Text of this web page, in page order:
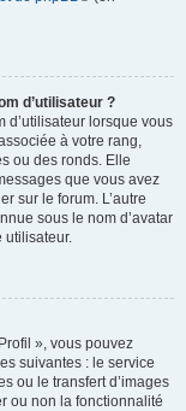
d’utilisateur ?
d’utilisateur lorsque vous
à votre rang,
ou des ronds. Elle
que vous avez
sur le forum. L’autre
sous le nom d’avatar
utilisateur.
», vous pouvez
suivantes : le service
ou le transfert d’images
ou non la fonctionnalité